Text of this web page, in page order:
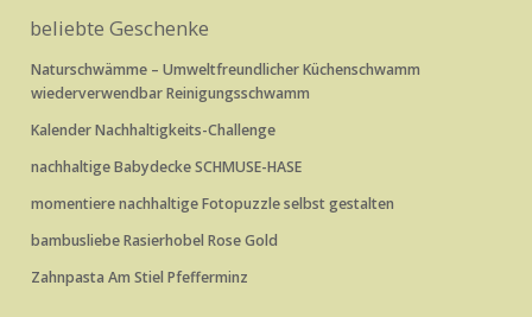
beliebte Geschenke
Naturschwämme – Umweltfreundlicher Küchenschwamm
wiederverwendbar Reinigungsschwamm
Kalender Nachhaltigkeits-Challenge
nachhaltige Babydecke SCHMUSE-HASE
momentiere nachhaltige Fotopuzzle selbst gestalten
bambusliebe Rasierhobel Rose Gold
Zahnpasta Am Stiel Pfefferminz